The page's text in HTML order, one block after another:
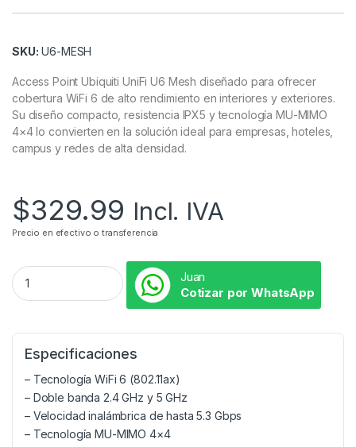
SKU: U6-MESH
Access Point Ubiquiti UniFi U6 Mesh diseñado para ofrecer
cobertura WiFi 6 de alto rendimiento en interiores y exteriores.
Su diseño compacto, resistencia IPX5 y tecnología MU-MIMO
4×4 lo convierten en la solución ideal para empresas, hoteles,
campus y redes de alta densidad.
$329.99 Incl. IVA
Precio en efectivo o transferencia
Juan
Cotizar por WhatsApp
Especificaciones
– Tecnología WiFi 6 (802.11ax)
– Doble banda 2.4 GHz y 5 GHz
– Velocidad inalámbrica de hasta 5.3 Gbps
– Tecnología MU-MIMO 4×4